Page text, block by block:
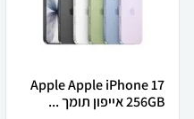
Apple Apple iPhone 17
256GB אייפון תומך ...